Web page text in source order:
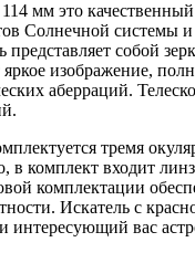
мм это
Солнечной системы и
представляет собой
яркое изображение,
аберраций.
тремя
комплект входит
комплектации
Искатель с
интересующий вас